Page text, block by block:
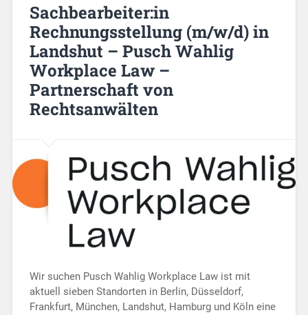
Sachbearbeiter:in
Rechnungsstellung (m/w/d) in
Landshut – Pusch Wahlig
Workplace Law –
Partnerschaft von
Rechtsanwälten
Wir suchen Pusch Wahlig Workplace Law ist mit
aktuell sieben Standorten in Berlin, Düsseldorf,
Frankfurt, München, Landshut, Hamburg und Köln eine